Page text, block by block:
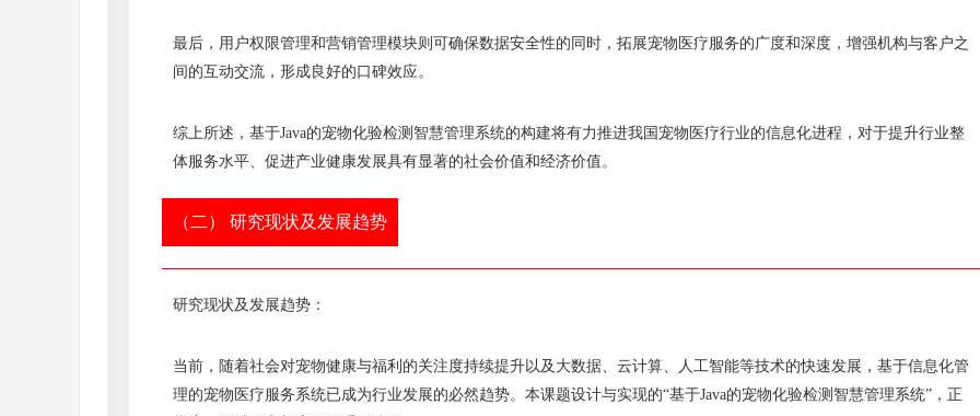
最后，用户权限管理和营销管理模块则可确保数据安全性的同时，拓展宠物医疗服务的广度和深度，增强机构与客户之
间的互动交流，形成良好的口碑效应。
综上所述，基于Java的宠物化验检测智慧管理系统的构建将有力推进我国宠物医疗行业的信息化进程，对于提升行业整
体服务水平、促进产业健康发展具有显著的社会价值和经济价值。
（二） 研究现状及发展趋势
研究现状及发展趋势：
当前，随着社会对宠物健康与福利的关注度持续提升以及大数据、云计算、人工智能等技术的快速发展，基于信息化管
理的宠物医疗服务系统已成为行业发展的必然趋势。本课题设计与实现的“基于Java的宠物化验检测智慧管理系统”，正